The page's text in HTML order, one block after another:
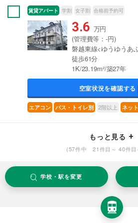
賃貸アパート 学割 女子割 合格前予約可
3.6 万円
(管理費等：-円)
磐越東線<ゆうゆうあ
徒歩61分
1K/23.19m²/築27年
空室状況を確認する
エアコン バス・トイレ別 2階以上 ネッ
もっと見る
(57件中 21件目～ 40件目
学校・駅を変更